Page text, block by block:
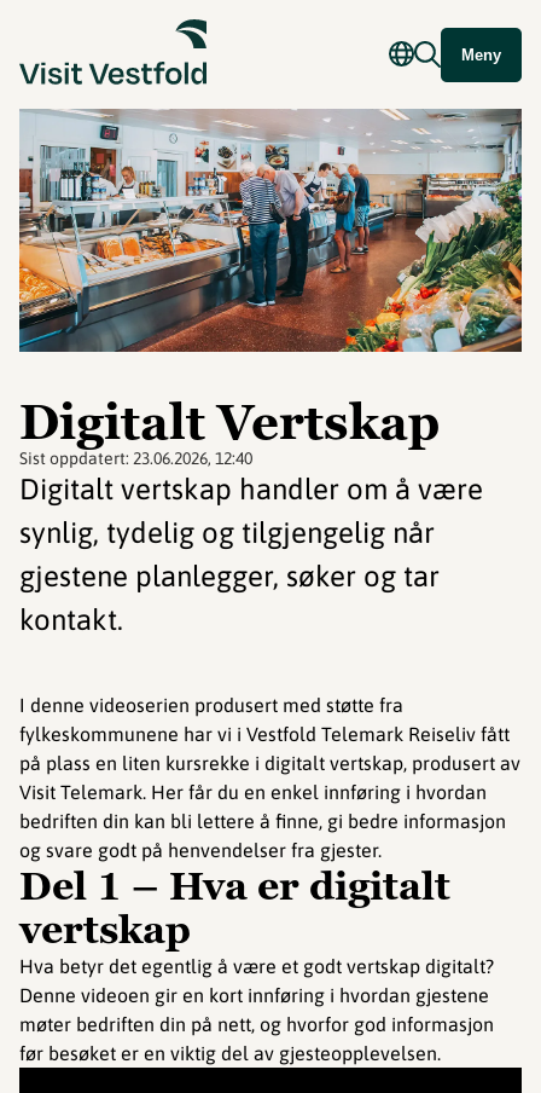
Meny
Digitalt Vertskap
Sist oppdatert: 23.06.2026, 12:40
Digitalt vertskap handler om å være
synlig, tydelig og tilgjengelig når
gjestene planlegger, søker og tar
kontakt.
I denne videoserien produsert med støtte fra
fylkeskommunene har vi i Vestfold Telemark Reiseliv fått
på plass en liten kursrekke i digitalt vertskap, produsert av
Visit Telemark. Her får du en enkel innføring i hvordan
bedriften din kan bli lettere å finne, gi bedre informasjon
og svare godt på henvendelser fra gjester.
Del 1 – Hva er digitalt
vertskap
Hva betyr det egentlig å være et godt vertskap digitalt?
Denne videoen gir en kort innføring i hvordan gjestene
møter bedriften din på nett, og hvorfor god informasjon
før besøket er en viktig del av gjesteopplevelsen.